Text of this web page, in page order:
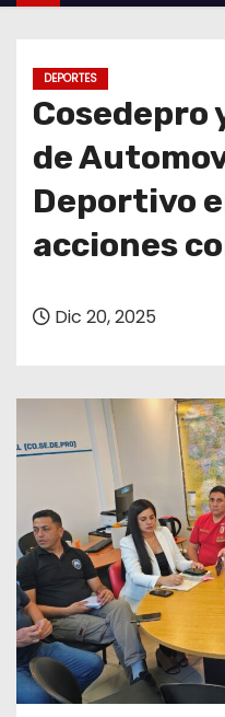
o
DEPORTES
Cosedepro
de
Deportivo
acciones
Dic 20, 2025